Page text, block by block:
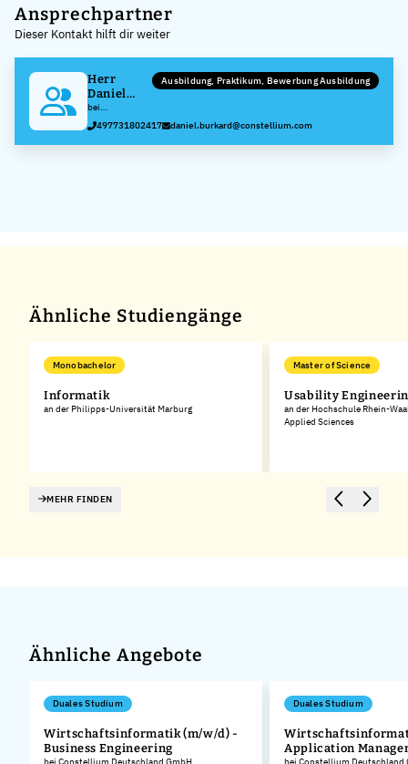
+
−
Ansprechpartner
Dieser Kontakt hilft dir weiter
Herr
Daniel
Burkard
bei
Constellium
Deutschland
GmbH
Ausbildung, Praktikum, Bewerbung Ausbildung
497731802417 daniel.burkard@constellium.com
Ähnliche Studiengänge
Monobachelor
Informatik
an der Philipps-Universität Marburg
Master of Science
Usability
an der Hochschule Rhein-
Applied Sciences
MEHR FINDEN
Ähnliche Angebote
Duales Studium
Wirtschaftsinformatik (m/w/d) -
Business Engineering
Duales Studium
Application